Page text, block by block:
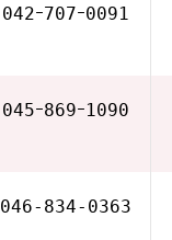
042ｰ707ｰ0091
045ｰ869ｰ1090
046-834-0363